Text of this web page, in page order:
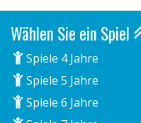
Wählen Sie ein Spiel
Spiele 4 Jahre
Spiele 5 Jahre
Spiele 6 Jahre